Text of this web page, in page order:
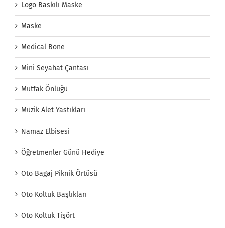
Logo Baskılı Maske
Maske
Medical Bone
Mini Seyahat Çantası
Mutfak Önlüğü
Müzik Alet Yastıkları
Namaz Elbisesi
Öğretmenler Günü Hediye
Oto Bagaj Piknik Örtüsü
Oto Koltuk Başlıkları
Oto Koltuk Tişört